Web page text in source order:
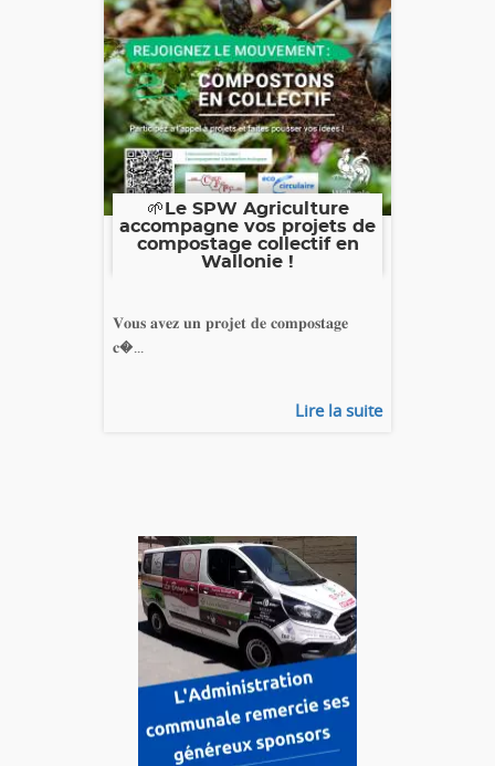
🌱Le SPW Agriculture
accompagne vos projets de
compostage collectif en
Wallonie !
𝐕𝐨𝐮𝐬 𝐚𝐯𝐞𝐳 𝐮𝐧 𝐩𝐫𝐨𝐣𝐞𝐭 𝐝𝐞 𝐜𝐨𝐦𝐩𝐨𝐬𝐭𝐚𝐠𝐞
𝐜�...
Lire la suite